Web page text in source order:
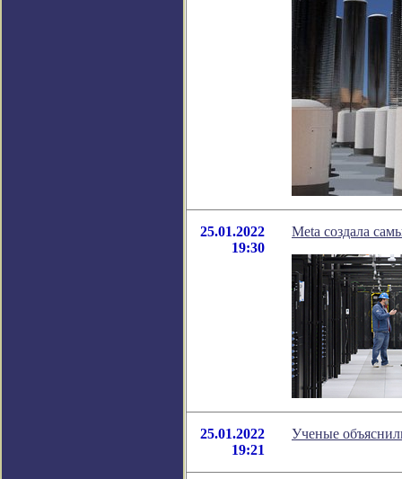
25.01.2022
19:30
Meta создала
25.01.2022
19:21
Ученые